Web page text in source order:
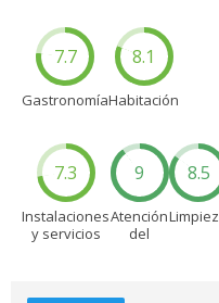
7.7
Gastronomía
8.1
Habitación
7.3
Instalaciones
y servicios
9
Atención
del
8.5